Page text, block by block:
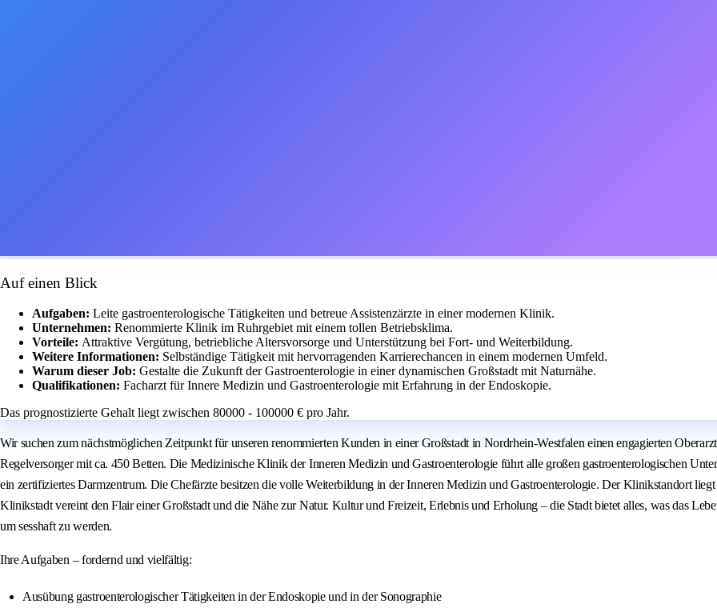
Auf einen Blick
Aufgaben: Leite gastroenterologische Tätigkeiten und betreue Assistenzärzte in einer modernen Klinik.
Unternehmen: Renommierte Klinik im Ruhrgebiet mit einem tollen Betriebsklima.
Vorteile: Attraktive Vergütung, betriebliche Altersvorsorge und Unterstützung bei Fort- und Weiterbildung.
Weitere Informationen: Selbständige Tätigkeit mit hervorragenden Karrierechancen in einem modernen Umfeld.
Warum dieser Job: Gestalte die Zukunft der Gastroenterologie in einer dynamischen Großstadt mit Naturnähe.
Qualifikationen: Facharzt für Innere Medizin und Gastroenterologie mit Erfahrung in der Endoskopie.
Das prognostizierte Gehalt liegt zwischen 80000 - 100000 € pro Jahr.
Wir suchen zum nächstmöglichen Zeitpunkt für unseren renommierten Kunden in einer Großstadt in Nordrhein-Westfalen einen engagierten
Regelversorger mit ca. 450 Betten. Die Medizinische Klinik der Inneren Medizin und Gastroenterologie führt alle großen gastroenterologischen
ein zertifiziertes Darmzentrum. Die Chefärzte besitzen die volle Weiterbildung in der Inneren Medizin und Gastroenterologie. Der Klinikstandort
Klinikstadt vereint den Flair einer Großstadt und die Nähe zur Natur. Kultur und Freizeit, Erlebnis und Erholung – die Stadt bietet alles, was das
um sesshaft zu werden.
Ihre Aufgaben – fordernd und vielfältig:
Ausübung gastroenterologischer Tätigkeiten in der Endoskopie und in der Sonographie